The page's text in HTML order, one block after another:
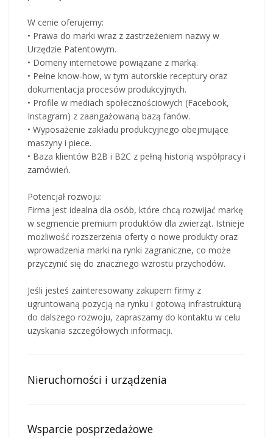
W cenie oferujemy:
• Prawa do marki wraz z zastrzeżeniem nazwy w
Urzędzie Patentowym.
• Domeny internetowe powiązane z marką.
• Pełne know-how, w tym autorskie receptury oraz
dokumentacja procesów produkcyjnych.
• Profile w mediach społecznościowych (Facebook,
Instagram) z zaangażowaną bazą fanów.
• Wyposażenie zakładu produkcyjnego obejmujące
maszyny i piece.
• Baza klientów B2B i B2C z pełną historią współpracy i
zamówień.
Potencjał rozwoju:
Firma jest idealna dla osób, które chcą rozwijać markę
w segmencie premium produktów dla zwierząt. Istnieje
możliwość rozszerzenia oferty o nowe produkty oraz
wprowadzenia marki na rynki zagraniczne, co może
przyczynić się do znacznego wzrostu przychodów.
Jeśli jesteś zainteresowany zakupem firmy z
ugruntowaną pozycją na rynku i gotową infrastrukturą
do dalszego rozwoju, zapraszamy do kontaktu w celu
uzyskania szczegółowych informacji.
Nieruchomości i urządzenia
Wsparcie posprzedażowe